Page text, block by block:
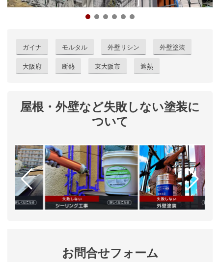
ガイナ モルタル 外壁リシン 外壁塗装
大阪府 断熱 東大阪市 遮熱
屋根・外壁など失敗しない塗装に
ついて
お問合せフォーム